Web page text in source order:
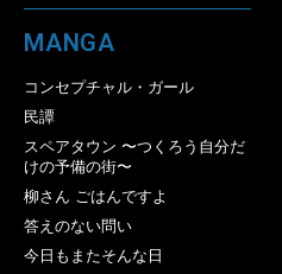
MANGA
コンセプチャル・ガール
民譚
スペアタウン 〜つくろう自分だ
けの予備の街〜
柳さん ごはんですよ
答えのない問い
今日もまたそんな日